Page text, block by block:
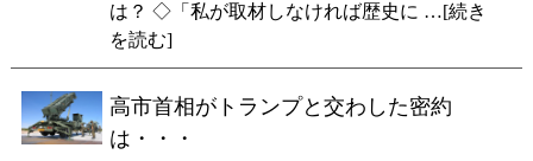
は？ ◇「私が取材しなければ歴史に …[続き
を読む]
高市首相がトランプと交わした密約
は・・・